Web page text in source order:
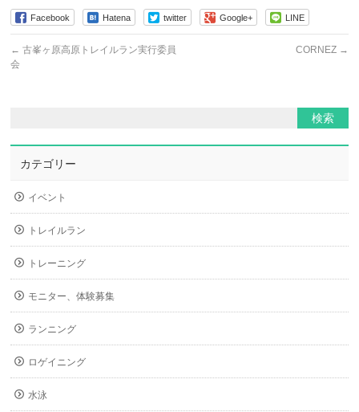
Facebook Hatena twitter Google+ LINE
← 古峯ヶ原高原トレイルラン実行委員
会
CORNEZ →
カテゴリー
イベント
トレイルラン
トレーニング
モニター、体験募集
ランニング
ロゲイニング
水泳